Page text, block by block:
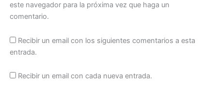
este navegador para la próxima vez que haga un
comentario.
Recibir un email con los siguientes comentarios a esta
entrada.
Recibir un email con cada nueva entrada.